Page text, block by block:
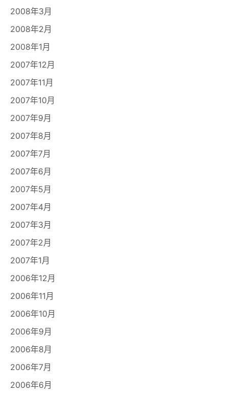
2008年3月
2008年2月
2008年1月
2007年12月
2007年11月
2007年10月
2007年9月
2007年8月
2007年7月
2007年6月
2007年5月
2007年4月
2007年3月
2007年2月
2007年1月
2006年12月
2006年11月
2006年10月
2006年9月
2006年8月
2006年7月
2006年6月